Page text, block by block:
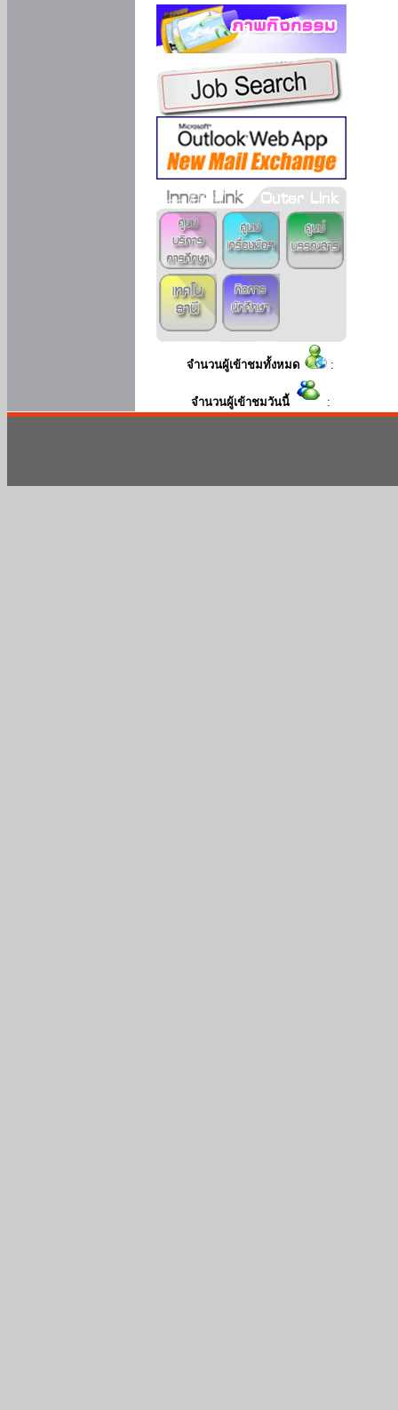
จำนวนผู้เข้าชมทั้งหมด :
จำนวนผู้เข้าชมวันนี้ :